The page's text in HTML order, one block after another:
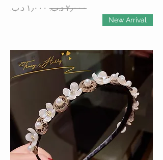
سعر عادي سعر البيع
New Arrival